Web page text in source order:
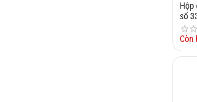
Hộp
số
Còn